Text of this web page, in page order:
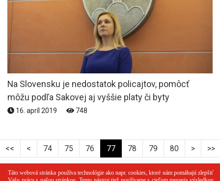
Na Slovensku je nedostatok policajtov, pomôcť
môžu podľa Sakovej aj vyššie platy či byty
16. apríl 2019 748
<< < 74 75 76 77 78 79 80 > >>